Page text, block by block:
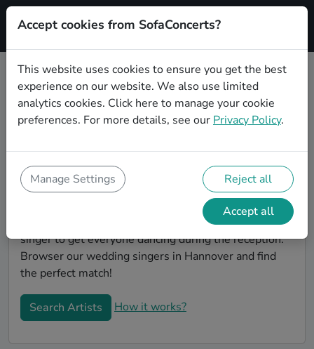
Signup
Book Hiphop wedding singers in
Hannover
to make your big day perfect. With SofaConcerts youll
find professional and authentic Hiphop singers that
can perform a whole range of songs and genres.
Maybe you're looking for someone to do something
classically beautiful during the ceremony, or a soul
singer to get everyone dancing during the reception.
Browser our wedding singers in Hannover and find
the perfect match!
Search Artists How it works?
Accept cookies from SofaConcerts?
This website uses cookies to ensure you get the best
experience on our website. We also use limited
analytics cookies. Click here to manage your cookie
preferences. For more details, see our Privacy Policy.
Manage Settings Reject all
Accept all